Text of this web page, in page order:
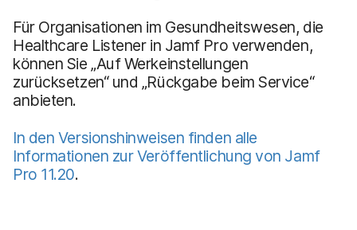
Für Organisationen im Gesundheitswesen, die
Healthcare Listener in Jamf Pro verwenden,
können Sie „Auf Werkeinstellungen
zurücksetzen“ und „Rückgabe beim Service“
anbieten.
In den Versionshinweisen finden alle
Informationen zur Veröffentlichung von Jamf
Pro 11.20.